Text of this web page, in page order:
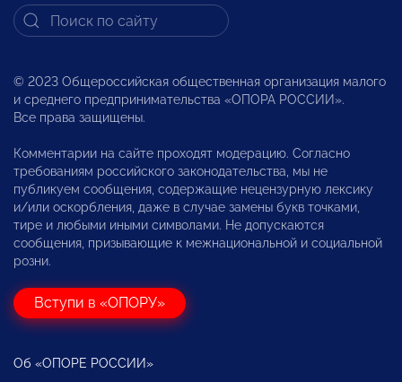
© 2023 Общероссийская общественная организация малого
и среднего предпринимательства «ОПОРА РОССИИ».
Все права защищены.
Комментарии на сайте проходят модерацию. Согласно
требованиям российского законодательства, мы не
публикуем сообщения, содержащие нецензурную лексику
и/или оскорбления, даже в случае замены букв точками,
тире и любыми иными символами. Не допускаются
сообщения, призывающие к межнациональной и социальной
розни.
Вступи в «ОПОРУ»
Об «ОПОРЕ РОССИИ»